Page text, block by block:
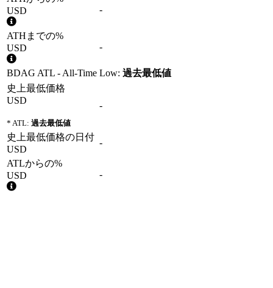
USD
-
ATHまでの%
USD
-
BDAG ATL - All-Time Low: 過去最低値
史上最低価格
USD
* ATL: 過去最低値
-
史上最低価格の日付
USD
-
ATLからの%
USD
-